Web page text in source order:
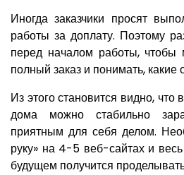
Иногда заказчики просят
работы за доплату. Поэтому
перед началом работы, чтобы
полный заказ и понимать, какие
Из этого становится видно, что
дома можно стабильно
приятным для себя делом.
руку» на 4-5 веб-сайтах и
будущем получится